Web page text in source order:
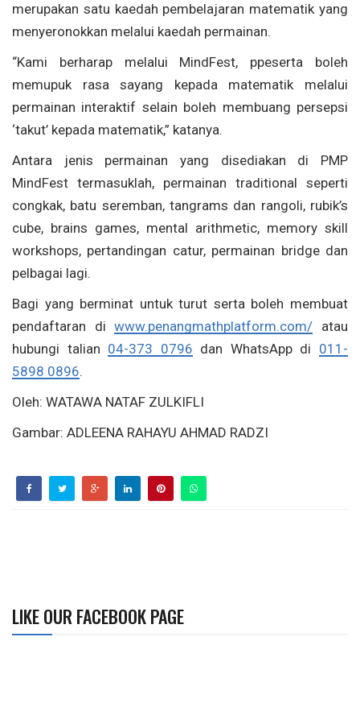
merupakan satu kaedah pembelajaran matematik yang
menyeronokkan melalui kaedah permainan.
“Kami berharap melalui MindFest, ppeserta boleh
memupuk rasa sayang kepada matematik melalui
permainan interaktif selain boleh membuang persepsi
‘takut’ kepada matematik,” katanya.
Antara jenis permainan yang disediakan di PMP
MindFest termasuklah, permainan traditional seperti
congkak, batu seremban, tangrams dan rangoli, rubik’s
cube, brains games, mental arithmetic, memory skill
workshops, pertandingan catur, permainan bridge dan
pelbagai lagi.
Bagi yang berminat untuk turut serta boleh membuat
pendaftaran diwww.penangmathplatform.com/ atau
hubungi talian 04-373 0796 dan WhatsApp di 011-
5898 0896.
Oleh: WATAWA NATAF ZULKIFLI
Gambar: ADLEENA RAHAYU AHMAD RADZI
LIKE OUR FACEBOOK PAGE